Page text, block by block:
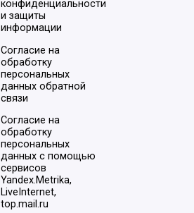
конфиденциальности
и защиты
информации
Согласие на
обработку
персональных
данных обратной
связи
Согласие на
обработку
персональных
данных с помощью
сервисов
Yandex.Metrika,
LiveInternet,
top.mail.ru